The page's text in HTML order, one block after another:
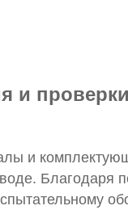
и проверки
и
Благодаря